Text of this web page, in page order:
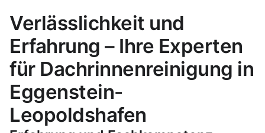
Verlässlichkeit und
Erfahrung – Ihre Experten
für Dachrinnenreinigung in
Eggenstein-
Leopoldshafen